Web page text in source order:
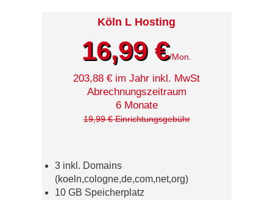
Köln L Hosting
16,99 €/Mon.
203,88 € im Jahr inkl. MwSt
Abrechnungszeitraum
6 Monate
19,99 € Einrichtungsgebühr
3 inkl. Domains
(koeln,cologne,de,com,net,org)
10 GB Speicherplatz